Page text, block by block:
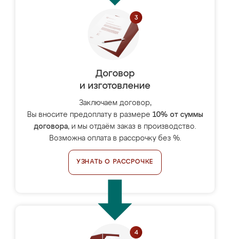
Договор
и изготовление
Заключаем договор,
Вы вносите предоплату в размере 10% от суммы
договора, и мы отдаём заказ в производство.
Возможна оплата в рассрочку без %.
УЗНАТЬ О РАССРОЧКЕ